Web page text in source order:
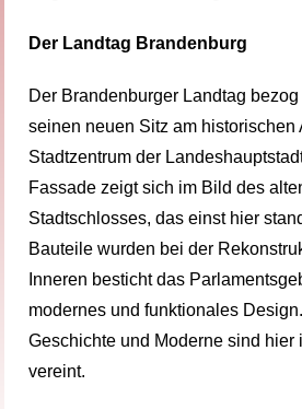
Der Landtag Brandenburg
Der Brandenburger Landtag
seinen neuen Sitz am historischen
Stadtzentrum der
Fassade zeigt sich im Bild des
Stadtschlosses, das einst hier
Bauteile wurden bei der
Inneren besticht das
modernes und funktionales
Geschichte und Moderne sind hier
vereint.